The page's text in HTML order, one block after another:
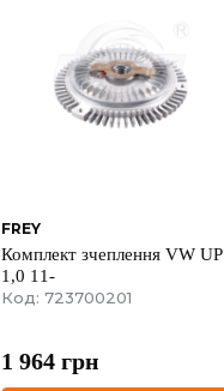
FREY
Комплект зчеплення VW UP
1,0 11-
Код: 723700201
1 964 грн